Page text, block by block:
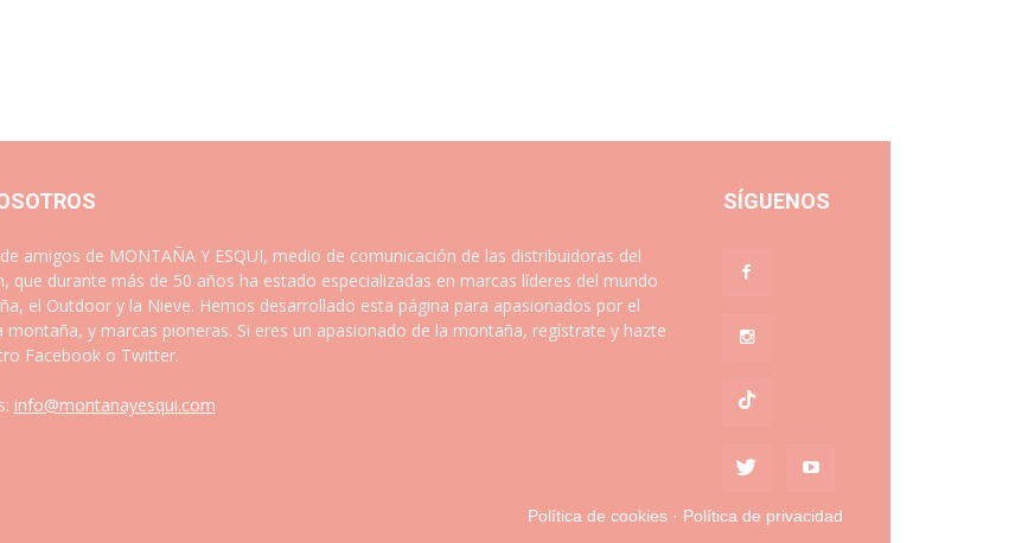
amigos de MONTAÑA Y ESQUI, medio de comunicación de las distribuidoras del
que durante más de 50 años ha estado especializadas en marcas líderes del mundo
el Outdoor y la Nieve. Hemos desarrollado esta página para apasionados por el
montaña, y marcas pioneras. Si eres un apasionado de la montaña, regístrate y hazte
Facebook o Twitter.
info@montanayesqui.com
SÍGUENOS
Política de cookies· Política de privacidad